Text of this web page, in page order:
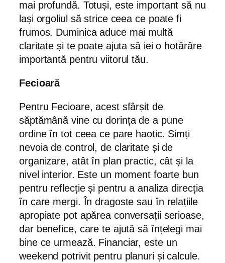
mai profundă. Totuși, este important să nu
lași orgoliul să strice ceea ce poate fi
frumos. Duminica aduce mai multă
claritate și te poate ajuta să iei o hotărâre
importantă pentru viitorul tău.
Fecioară
Pentru Fecioare, acest sfârșit de
săptămână vine cu dorința de a pune
ordine în tot ceea ce pare haotic. Simți
nevoia de control, de claritate și de
organizare, atât în plan practic, cât și la
nivel interior. Este un moment foarte bun
pentru reflecție și pentru a analiza direcția
în care mergi. În dragoste sau în relațiile
apropiate pot apărea conversații serioase,
dar benefice, care te ajută să înțelegi mai
bine ce urmează. Financiar, este un
weekend potrivit pentru planuri și calcule.